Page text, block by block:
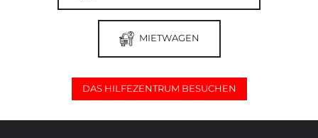
MIETWAGEN
DAS HILFEZENTRUM BESUCHEN